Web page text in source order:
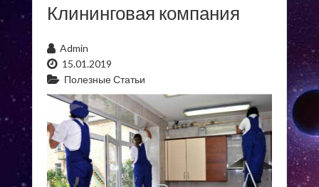
Клининговая компания
Admin
15.01.2019
Полезные Статьи